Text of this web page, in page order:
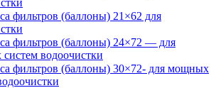
фильтров (баллоны) 21×62 для
фильтров (баллоны) 24×72 — для
водоочистки
фильтров (баллоны) 30×72- для мощных